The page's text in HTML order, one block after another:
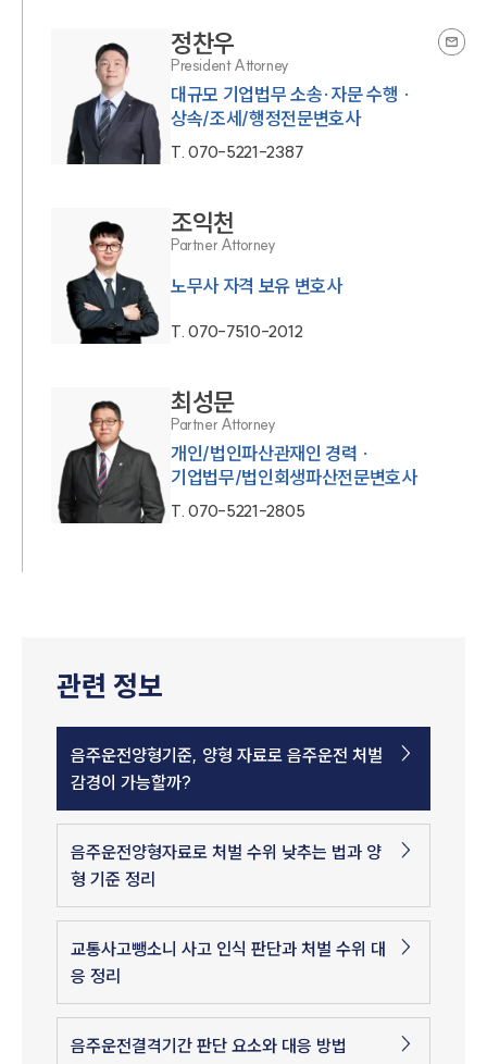
정찬우
President Attorney
대규모 기업법무 소송·자문 수행 ·
상속/조세/행정전문변호사
T.070-5221-2387
조익천
Partner Attorney
노무사 자격 보유 변호사
T.070-7510-2012
최성문
Partner Attorney
개인/법인파산관재인 경력 ·
기업법무/법인회생파산전문변호사
T.070-5221-2805
관련 정보
음주운전양형기준, 양형 자료로 음주운전 처벌
감경이 가능할까?
음주운전양형자료로 처벌 수위 낮추는 법과 양
형 기준 정리
교통사고뺑소니 사고 인식 판단과 처벌 수위 대
응 정리
음주운전결격기간 판단 요소와 대응 방법